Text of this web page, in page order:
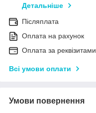
Детальніше
Післяплата
Оплата на рахунок
Оплата за реквізитами
Всі умови оплати
Умови повернення